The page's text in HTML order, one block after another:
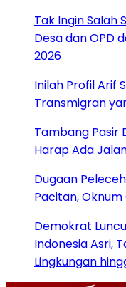
Tak Ingin Salah
Desa dan OPD
2026
Inilah Profil Arif
Transmigran
Tambang Pasir
Harap Ada
Dugaan
Pacitan,
Demokrat
Indonesia Asri,
Lingkungan